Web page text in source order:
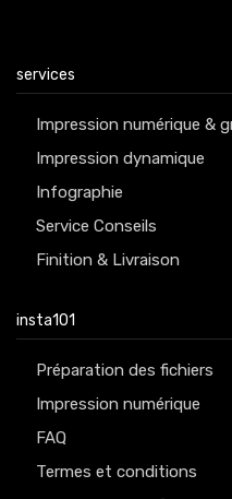
services
Impression numérique &
Impression dynamique
Infographie
Service Conseils
Finition & Livraison
insta101
Préparation des fichiers
Impression numérique
FAQ
Termes et conditions